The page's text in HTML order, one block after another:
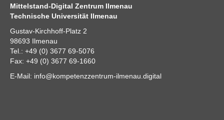
Mittelstand-Digital Zentrum Ilmenau
Technische Universität Ilmenau
Gustav-Kirchhoff-Platz 2
98693 Ilmenau
Tel.: +49 (0) 3677 69-5076
Fax: +49 (0) 3677 69-1660
E-Mail: info@kompetenzzentrum-ilmenau.digital